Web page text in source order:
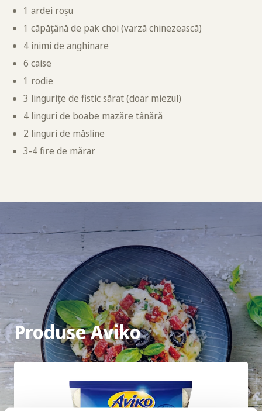
1 ardei roșu
1 căpățână de pak choi (varză chinezească)
4 inimi de anghinare
6 caise
1 rodie
3 lingurițe de fistic sărat (doar miezul)
4 linguri de boabe mazăre tânără
2 linguri de măsline
3-4 fire de mărar
Produse Aviko